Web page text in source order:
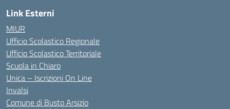
Link Esterni
MIUR
Ufficio Scolastico Regionale
Ufficio Scolastico Territoriale
Scuola in Chiaro
Unica – Iscrizioni On Line
Invalsi
Comune di Busto Arsizio